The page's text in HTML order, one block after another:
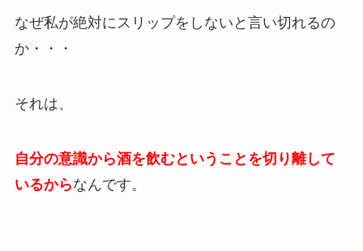
なぜ私が絶対にスリップをしないと言い切れるの
か・・・
それは、
自分の意識から酒を飲むということを切り離して
いるからなんです。